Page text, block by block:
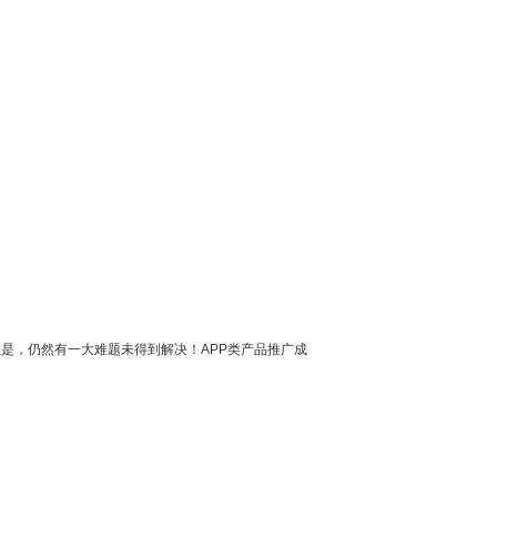
，仍然有一大难题未得到解决！APP类产品推广成